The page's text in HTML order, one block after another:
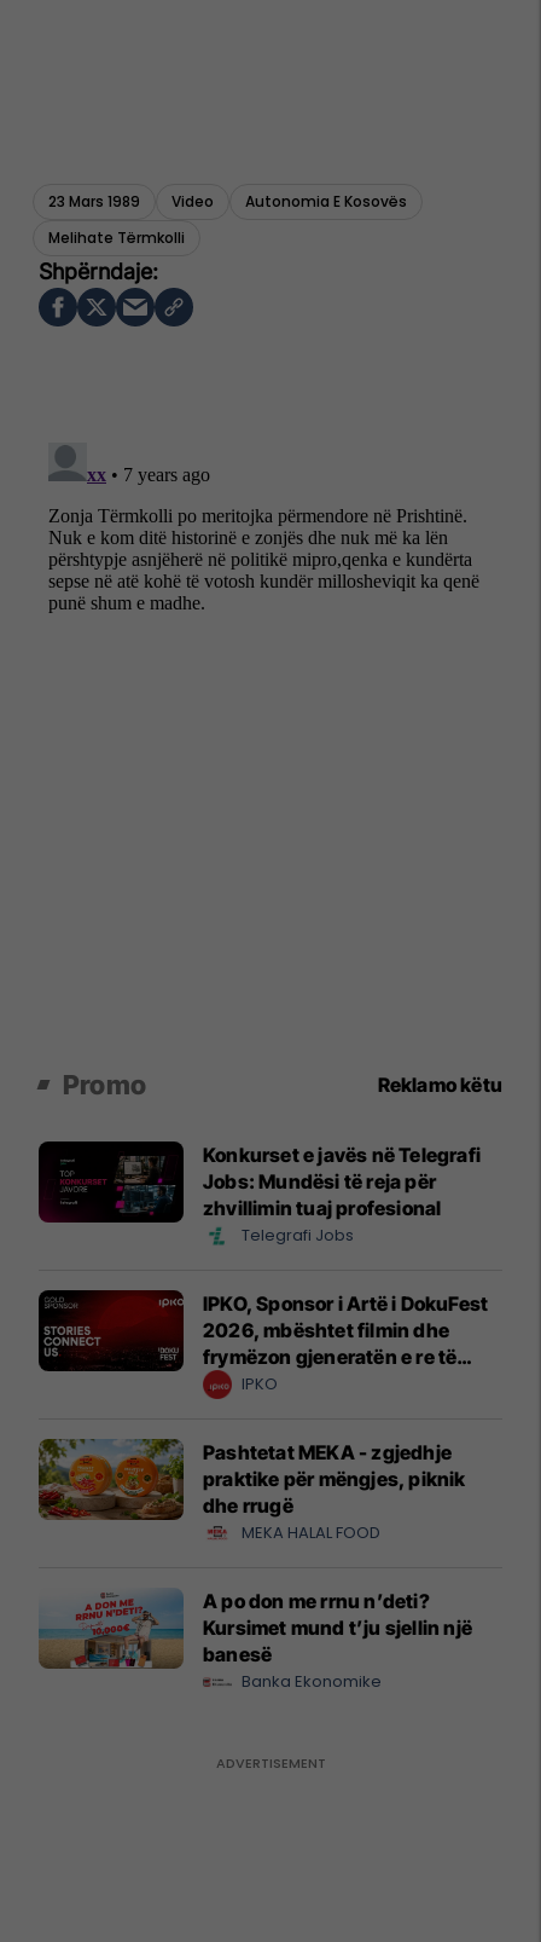
23 Mars 1989 Video
Autonomia E Kosovës
Melihate Tërmkolli
Promo Reklamo këtu
Konkurset e javës në Telegrafi
Jobs: Mundësi të reja për
zhvillimin tuaj profesional
Telegrafi Jobs
IPKO, Sponsor i Artë i DokuFest
2026, mbështet filmin dhe
frymëzon gjeneratën e re të
krijuesve
IPKO
Pashtetat MEKA - zgjedhje
praktike për mëngjes, piknik
dhe rrugë
MEKA HALAL FOOD
A po don me rrnu n’deti?
Kursimet mund t’ju sjellin një
banesë
Banka Ekonomike